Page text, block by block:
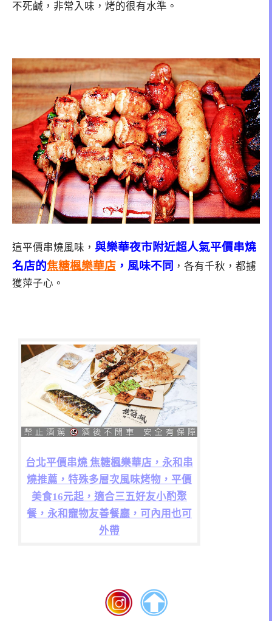
不死鹹，非常入味，烤的很有水準。
這平價串燒風味， 與樂華夜市附近超人氣平價串燒
名店的焦糖楓樂華店 ，風味不同 ，各有千秋，都擄
獲萍子心。
台北平價串燒 焦糖楓樂華店，永和串
燒推薦，特殊多層次風味烤物，平價
美食16元起，適合三五好友小酌聚
餐，永和寵物友善餐廳，可內用也可
外帶